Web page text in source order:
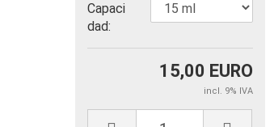
Capaci
dad:
15,00 EURO
incl. 9% IVA